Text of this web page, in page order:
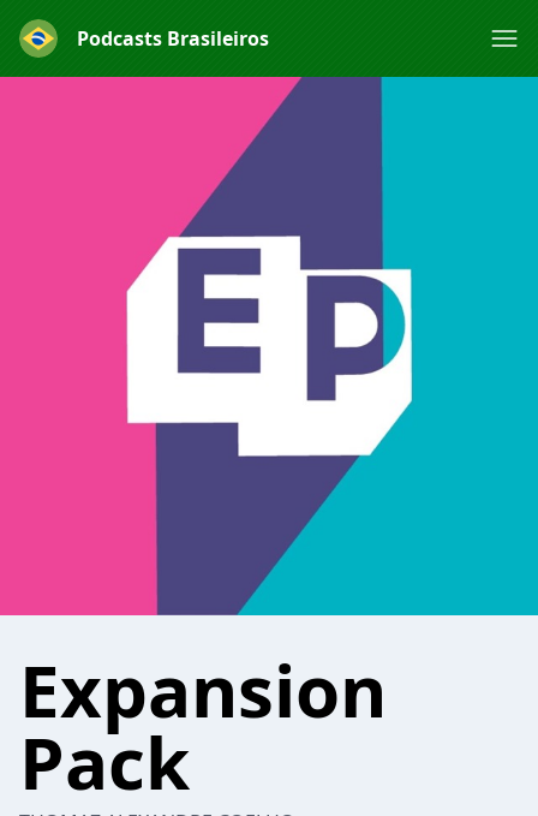
Podcasts Brasileiros
Expansion
Pack